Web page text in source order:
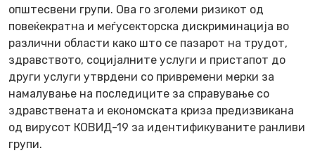
општесвени групи. Ова го зголеми ризикот од
повеќекратна и меѓусекторска дискриминација во
различни области како што се пазарот на трудот,
здравството, социјалните услуги и пристапот до
други услуги утврдени со привремени мерки за
намалување на последиците за справување со
здравствената и економската криза предизвикана
од вирусот КОВИД-19 за идентификуваните ранливи
групи.